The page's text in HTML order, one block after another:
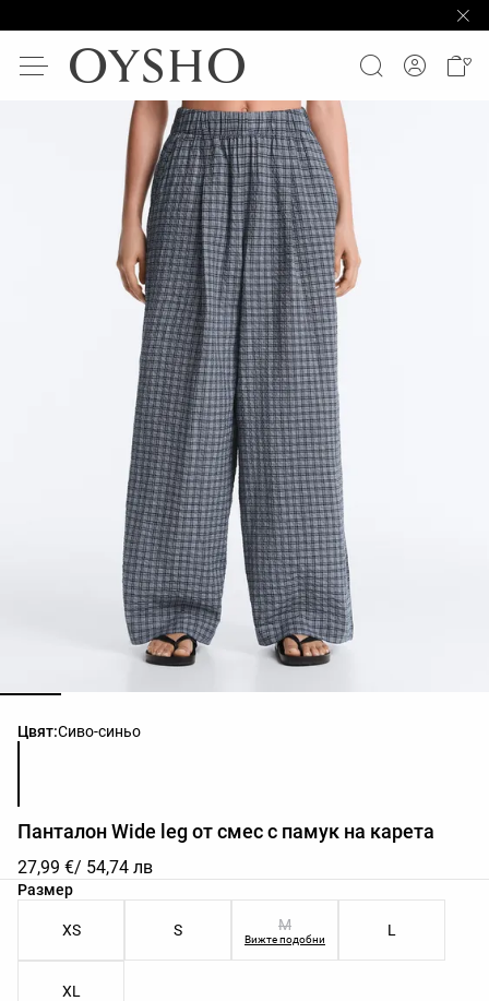
Цвят:Сиво-синьо
Списък с цветове на продукта
Панталон Wide leg от смес с памук на карета
27,99 €/ 54,74 лв
Размер
Списък с размери на продукта
XS S M
Вижте подобни
L
XL